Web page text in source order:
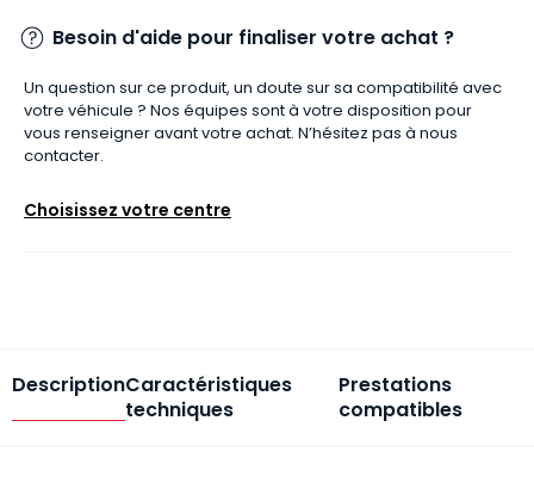
Besoin d'aide pour finaliser votre achat ?
Un question sur ce produit, un doute sur sa compatibilité avec
votre véhicule ? Nos équipes sont à votre disposition pour
vous renseigner avant votre achat. N’hésitez pas à nous
contacter.
Choisissez votre centre
DescriptionCaractéristiques
techniques
Prestations
compatibles